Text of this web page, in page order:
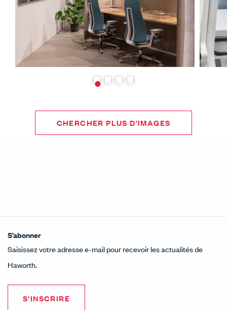
CHERCHER PLUS D’IMAGES
S’abonner
Saisissez votre adresse e-mail pour recevoir les actualités de
Haworth.
S'INSCRIRE